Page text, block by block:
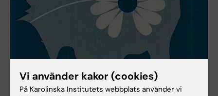
Vi använder kakor (cookies)
På Karolinska Institutets webbplats använder vi